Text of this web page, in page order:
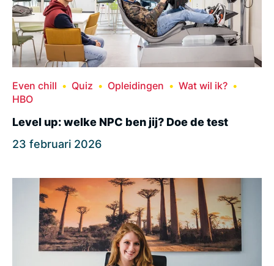
Even chill Quiz Opleidingen
Wat wil ik?
HBO
Level up: welke NPC ben jij? Doe de test
23 februari 2026